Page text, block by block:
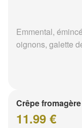
Emmental,
oignons, galette
Crêpe fromagère
11.99 €